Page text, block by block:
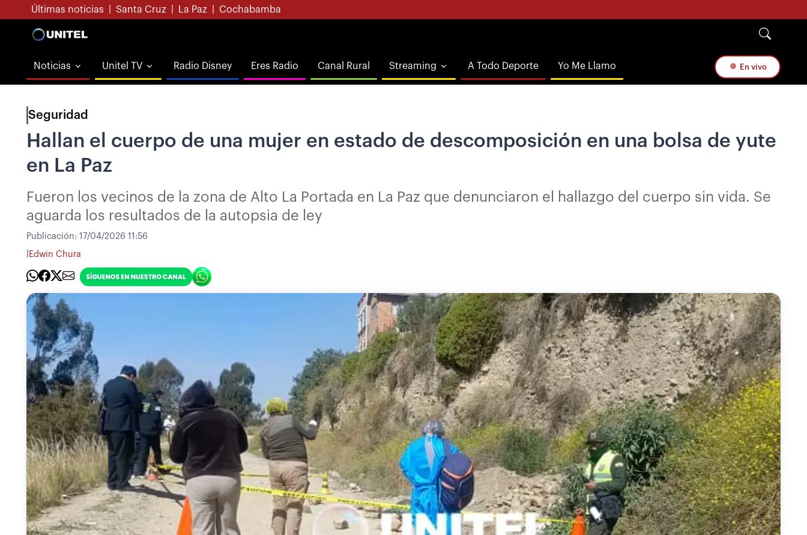
Últimas noticias Santa Cruz La Paz Cochabamba
Noticias Unitel TV Radio Disney Eres Radio Canal Rural Streaming A Todo Deporte Yo Me Llamo En vivo
Seguridad
Hallan el cuerpo de una mujer en estado de descomposición en una bolsa de yute
en La Paz
Fueron los vecinos de la zona de Alto La Portada en La Paz que denunciaron el hallazgo del cuerpo sin vida. Se
aguarda los resultados de la autopsia de ley
Publicación: 17/04/2026 11:56
Edwin Chura